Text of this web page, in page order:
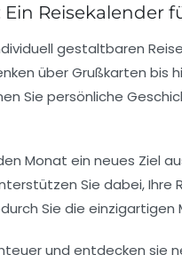
Reisekalender
gestaltbaren
überGrußkarten bis
Sie persönliche
Monat ein neues Ziel
Sie dabei, Ihre
Sie die